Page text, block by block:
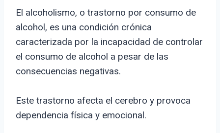
El alcoholismo, o trastorno por consumo de
alcohol, es una condición crónica
caracterizada por la incapacidad de controlar
el consumo de alcohol a pesar de las
consecuencias negativas.
Este trastorno afecta el cerebro y provoca
dependencia física y emocional.